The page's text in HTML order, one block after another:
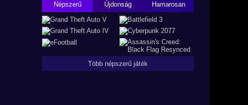
Népszerű Újdonság Hamarosan
Több népszerű játék